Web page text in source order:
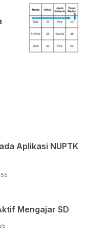
Aplikasi NUPTK
Mengajar SD